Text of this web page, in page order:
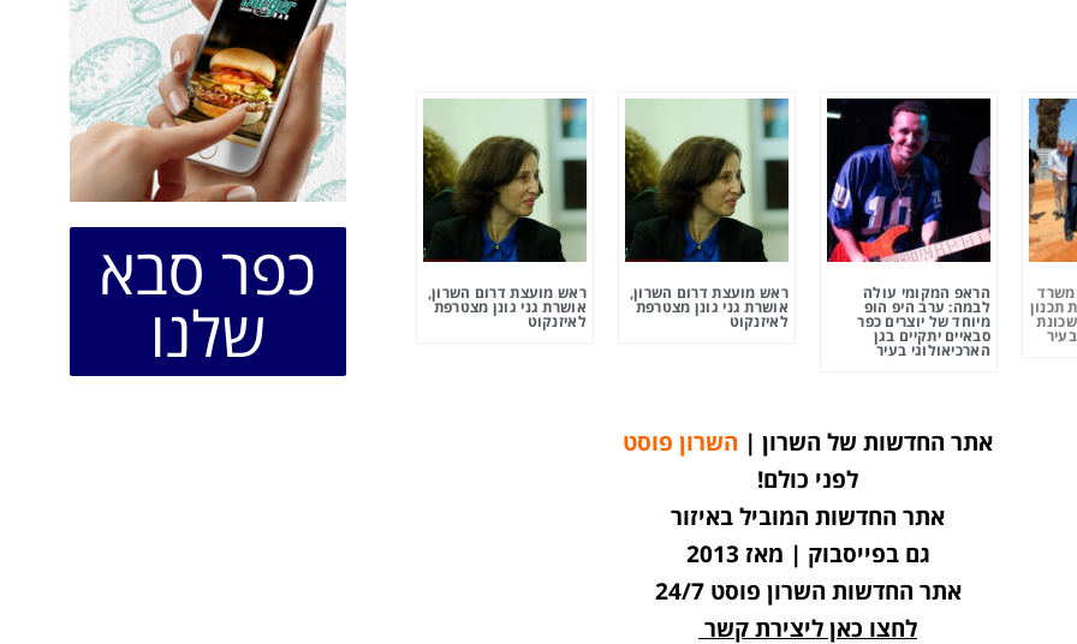
תכנון
הראפ המקומי עולה
לבמה: ערב היפ הופ
מיוחד של יוצרים כפר
סבאיים יתקיים בגן
הארכיאולוגי בעיר
ראש מועצת דרום השרון,
אושרת גני גונן מצטרפת
לאיזנקוט
ראש מועצת דרום השרון,
אושרת גני גונן מצטרפת
לאיזנקוט
כפר סבא
שלנו
אתר החדשות של השרון | השרון פוסט
לפני כולם!
אתר החדשות המוביל באיזור
גם בפייסבוק | מאז 2013
אתר החדשות השרון פוסט 24/7
לחצו כאן ליצירת קשר